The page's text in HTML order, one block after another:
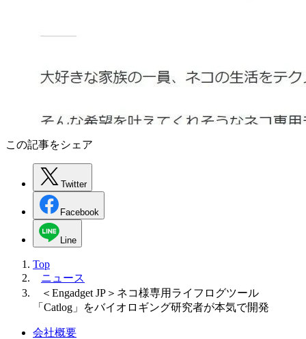
この記事をシェア
Twitter
Facebook
Line
Top
ニュース
＜Engadget JP＞ネコ様専用ライフログツール
「Catlog」をバイオロギング研究者が本気で開発
会社概要